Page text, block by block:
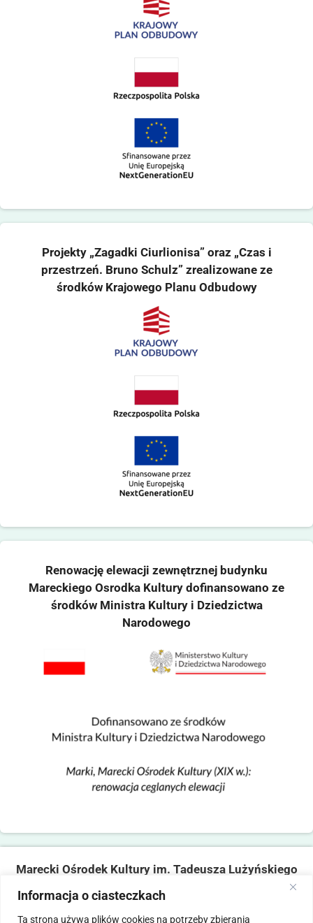
Informacja o ciasteczkach
Ta strona używa plików cookies na potrzeby zbierania
Projekty „Zagadki Ciurlionisa” oraz „Czas i
przestrzeń. Bruno Schulz” zrealizowane ze
środków Krajowego Planu Odbudowy
Renowację elewacji zewnętrznej budynku
Mareckiego Osrodka Kultury dofinansowano ze
środków Ministra Kultury i Dziedzictwa
Narodowego
Marecki Ośrodek Kultury im. Tadeusza Lużyńskiego
ul. Fabryczna 2, 05-270 Marki
tel. 22 781 14 06,mokmarki@mokmarki.pl